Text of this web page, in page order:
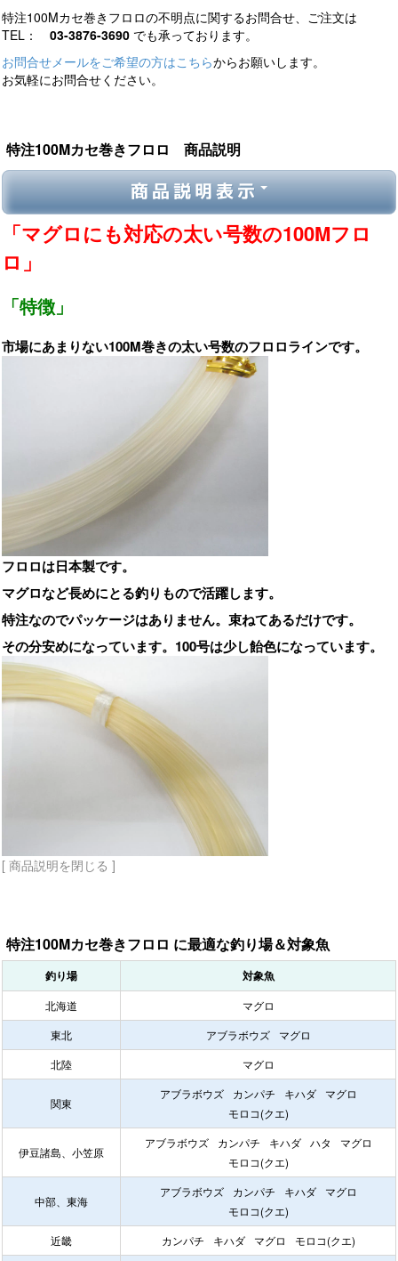
特注100Mカセ巻きフロロの不明点に関するお問合せ、ご注文は
TEL： 03-3876-3690 でも承っております。
お問合せメールをご希望の方はこちらからお願いします。
お気軽にお問合せください。
特注100Mカセ巻きフロロ 商品説明
商品説明表示
「マグロにも対応の太い号数の100Mフロ
ロ」
「特徴」
市場にあまりない100M巻きの太い号数のフロロラインです。
フロロは日本製です。
マグロなど長めにとる釣りもので活躍します。
特注なのでパッケージはありません。束ねてあるだけです。
その分安めになっています。100号は少し飴色になっています。
[ 商品説明を閉じる ]
特注100Mカセ巻きフロロ に最適な釣り場＆対象魚
釣り場 対象魚
北海道
マグロ
東北
アブラボウズ
マグロ
北陸
マグロ
関東
アブラボウズ カンパチ キハダ
マグロ
モロコ(クエ)
伊豆諸島、小笠原
アブラボウズ カンパチ キハダ ハタ
マグロ
モロコ(クエ)
中部、東海
アブラボウズ カンパチ キハダ
マグロ
モロコ(クエ)
近畿
カンパチ キハダ マグロ
モロコ(クエ)